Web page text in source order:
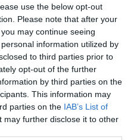
use the below opt-out
Please note that after your
may continue seeing
information utilized by
to third parties prior to
opt-out of the further
by third parties on the
This information may
parties on the IAB’s List of
may further disclose it to other
της
με την Σάμσουνσπορ